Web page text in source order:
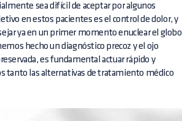
sea difícil de aceptar por algunos
en estos pacientes es el control de dolor, y
ya en un primer momento enuclear el globo
hecho un diagnóstico precoz y el ojo
es fundamental actuar rápido y
tanto las alternativas de tratamiento médico